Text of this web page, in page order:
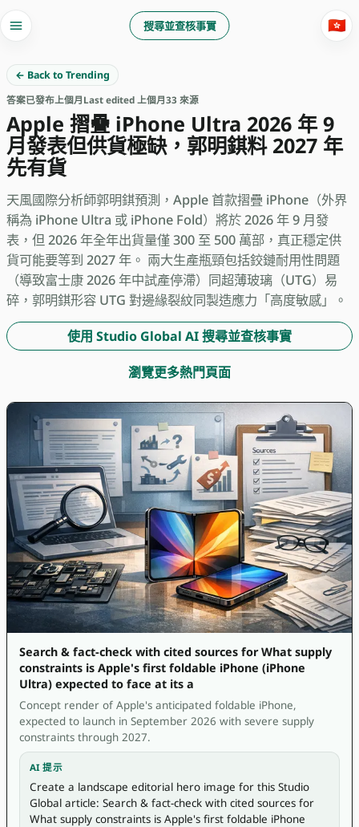
搜尋並查核事實 🇭🇰
← Back to Trending
答案已發布上個月 Last edited 上個月33 來源
Apple 摺疊 iPhone Ultra 2026 年 9
月發表但供貨極缺，郭明錤料 2027 年
先有貨
天風國際分析師郭明錤預測，Apple 首款摺疊 iPhone（外界
稱為 iPhone Ultra 或 iPhone Fold）將於 2026 年 9 月發
表，但 2026 年全年出貨量僅 300 至 500 萬部，真正穩定供
貨可能要等到 2027 年。 兩大生產瓶頸包括鉸鏈耐用性問題
（導致富士康 2026 年中試產停滯）同超薄玻璃（UTG）易
碎，郭明錤形容 UTG 對邊緣裂紋同製造應力「高度敏感」。
使用 Studio Global AI 搜尋並查核事實
瀏覽更多熱門頁面
Search & fact-check with cited sources for What supply
constraints is Apple's first foldable iPhone (iPhone
Ultra) expected to face at its a
Concept render of Apple's anticipated foldable iPhone,
expected to launch in September 2026 with severe supply
constraints through 2027.
AI 提示
Create a landscape editorial hero image for this Studio
Global article: Search & fact-check with cited sources for
What supply constraints is Apple's first foldable iPhone